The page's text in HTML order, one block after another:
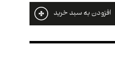
افزودن به سبد خرید